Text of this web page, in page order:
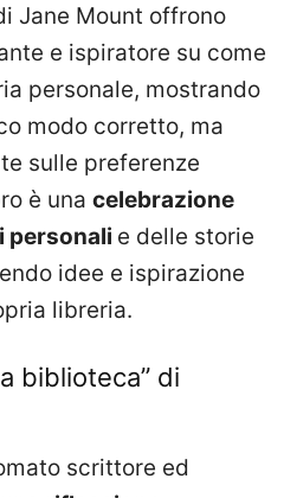
Jane Mount offrono
e ispiratore su come
personale, mostrando
modo corretto, ma
sulle preferenze
è una celebrazione
personali e delle storie
idee e ispirazione
libreria.
biblioteca” di
scrittore ed